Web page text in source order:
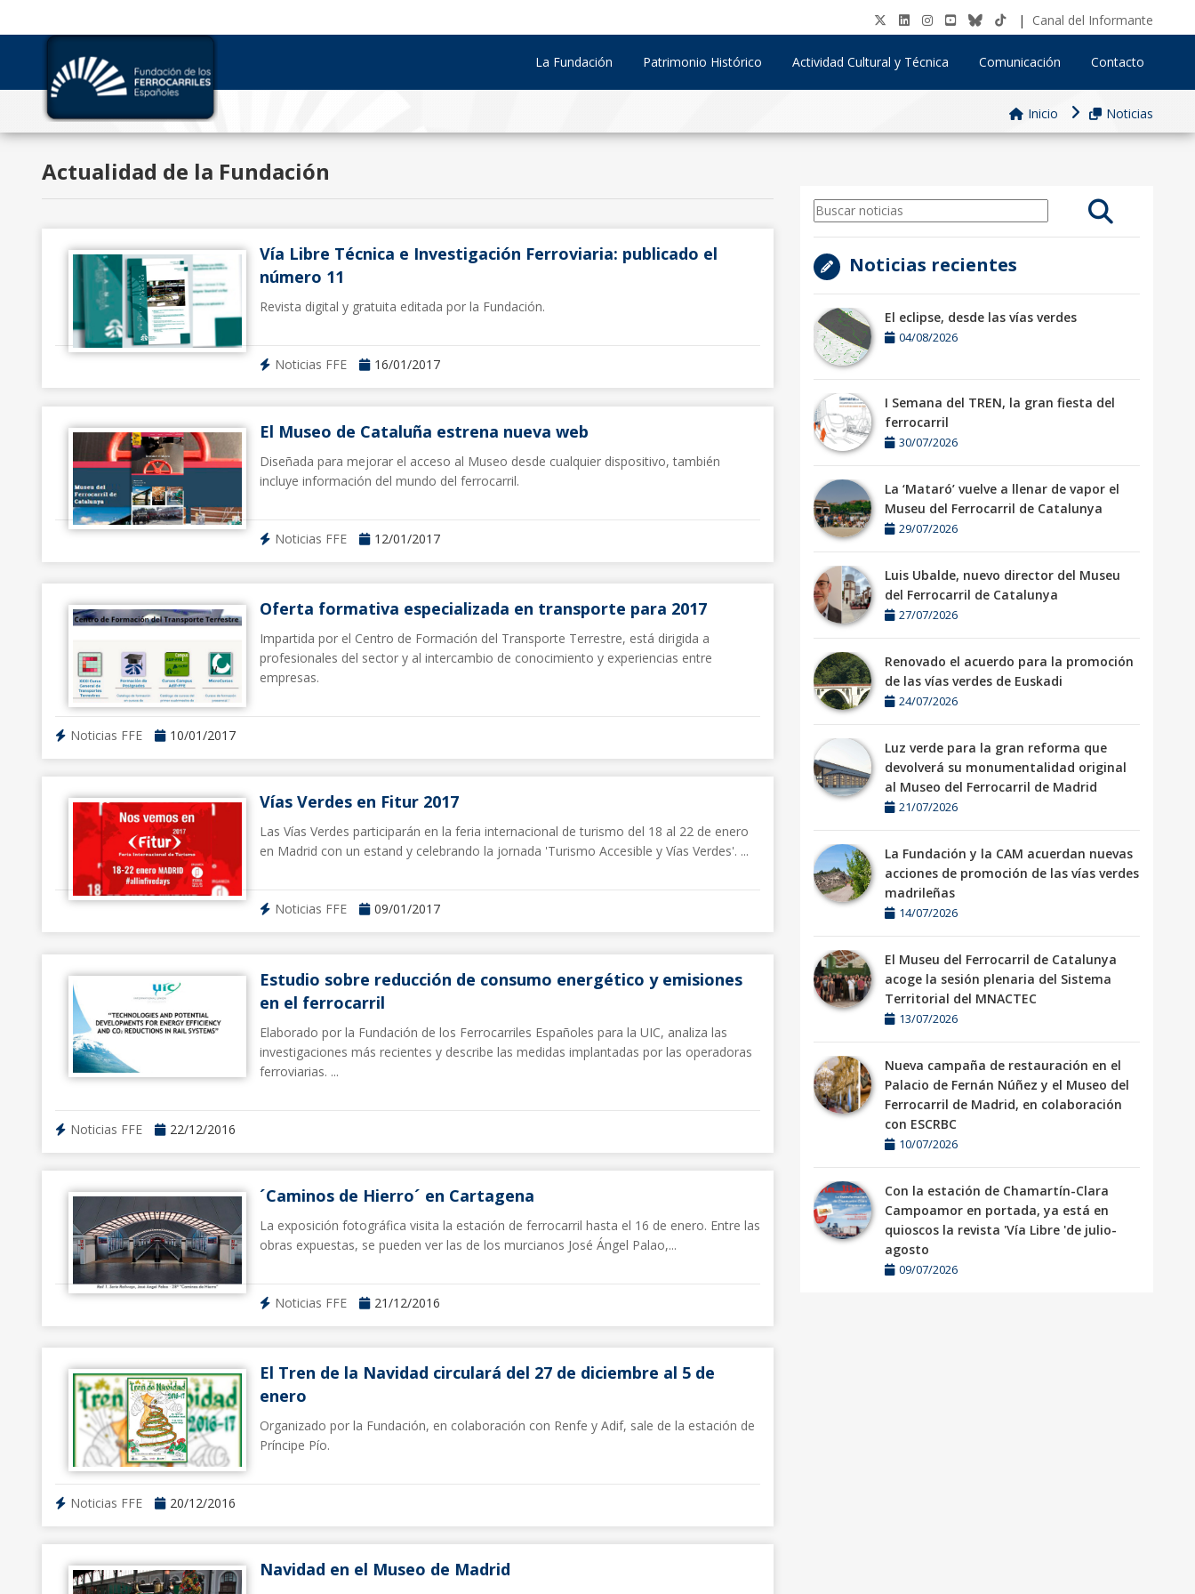
| Canal del Informante
La Fundación Patrimonio Histórico Actividad Cultural y Técnica Comunicación Contacto
Inicio Noticias
Actualidad de la Fundación
Vía Libre Técnica e Investigación Ferroviaria: publicado el
número 11
Revista digital y gratuita editada por la Fundación.
Noticias FFE 16/01/2017
El Museo de Cataluña estrena nueva web
Diseñada para mejorar el acceso al Museo desde cualquier dispositivo, también
incluye información del mundo del ferrocarril.
Noticias FFE 12/01/2017
Oferta formativa especializada en transporte para 2017
Impartida por el Centro de Formación del Transporte Terrestre, está dirigida a
profesionales del sector y al intercambio de conocimiento y experiencias entre
empresas.
Noticias FFE 10/01/2017
Vías Verdes en Fitur 2017
Las Vías Verdes participarán en la feria internacional de turismo del 18 al 22 de enero
en Madrid con un estand y celebrando la jornada 'Turismo Accesible y Vías Verdes'. ...
Noticias FFE 09/01/2017
Estudio sobre reducción de consumo energético y emisiones
en el ferrocarril
Elaborado por la Fundación de los Ferrocarriles Españoles para la UIC, analiza las
investigaciones más recientes y describe las medidas implantadas por las operadoras
ferroviarias. ...
Noticias FFE 22/12/2016
´Caminos de Hierro´ en Cartagena
La exposición fotográfica visita la estación de ferrocarril hasta el 16 de enero. Entre las
obras expuestas, se pueden ver las de los murcianos José Ángel Palao,...
Noticias FFE 21/12/2016
El Tren de la Navidad circulará del 27 de diciembre al 5 de
enero
Organizado por la Fundación, en colaboración con Renfe y Adif, sale de la estación de
Príncipe Pío.
Noticias FFE 20/12/2016
Navidad en el Museo de Madrid
Noticias recientes
El eclipse, desde las vías verdes
04/08/2026
I Semana del TREN, la gran fiesta del
ferrocarril
30/07/2026
La ‘Mataró’ vuelve a llenar de vapor el
Museu del Ferrocarril de Catalunya
29/07/2026
Luis Ubalde, nuevo director del Museu
del Ferrocarril de Catalunya
27/07/2026
Renovado el acuerdo para la promoción
de las vías verdes de Euskadi
24/07/2026
Luz verde para la gran reforma que
devolverá su monumentalidad original
al Museo del Ferrocarril de Madrid
21/07/2026
La Fundación y la CAM acuerdan nuevas
acciones de promoción de las vías verdes
madrileñas
14/07/2026
El Museu del Ferrocarril de Catalunya
acoge la sesión plenaria del Sistema
Territorial del MNACTEC
13/07/2026
Nueva campaña de restauración en el
Palacio de Fernán Núñez y el Museo del
Ferrocarril de Madrid, en colaboración
con ESCRBC
10/07/2026
Con la estación de Chamartín-Clara
Campoamor en portada, ya está en
quioscos la revista 'Vía Libre 'de julio-
agosto
09/07/2026